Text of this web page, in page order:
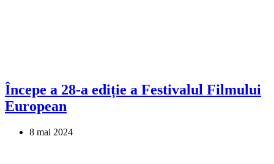
Începe a 28-a ediție a Festivalul Filmului
European
8 mai 2024